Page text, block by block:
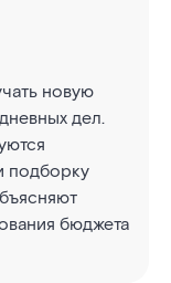
новую
дел.
подборку
бюджета